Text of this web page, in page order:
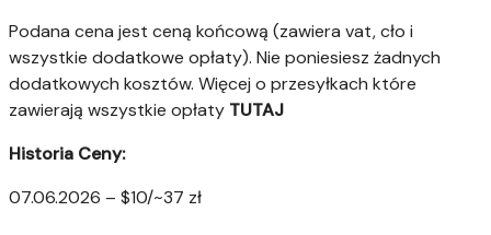
Podana cena jest ceną końcową (zawiera vat, cło i
wszystkie dodatkowe opłaty). Nie poniesiesz żadnych
dodatkowych kosztów. Więcej o przesyłkach które
zawierają wszystkie opłaty TUTAJ
Historia Ceny:
07.06.2026 – $10/~37 zł